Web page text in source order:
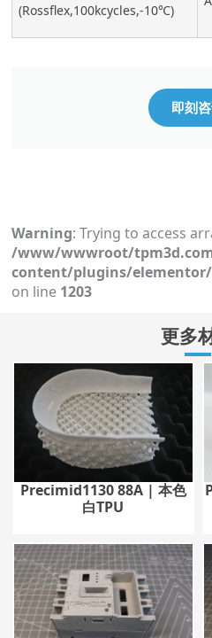
(Rossflex,100kcycles,-10℃)
即刻
Warning: Trying to access
/www/wwwroot/
content/plugins/
on line 1203
更多
Precimid1130 88A | 本色
白TPU